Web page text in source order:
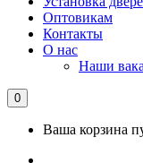
Оптовикам
Контакты
О нас
Наши
0
Ваша корзина